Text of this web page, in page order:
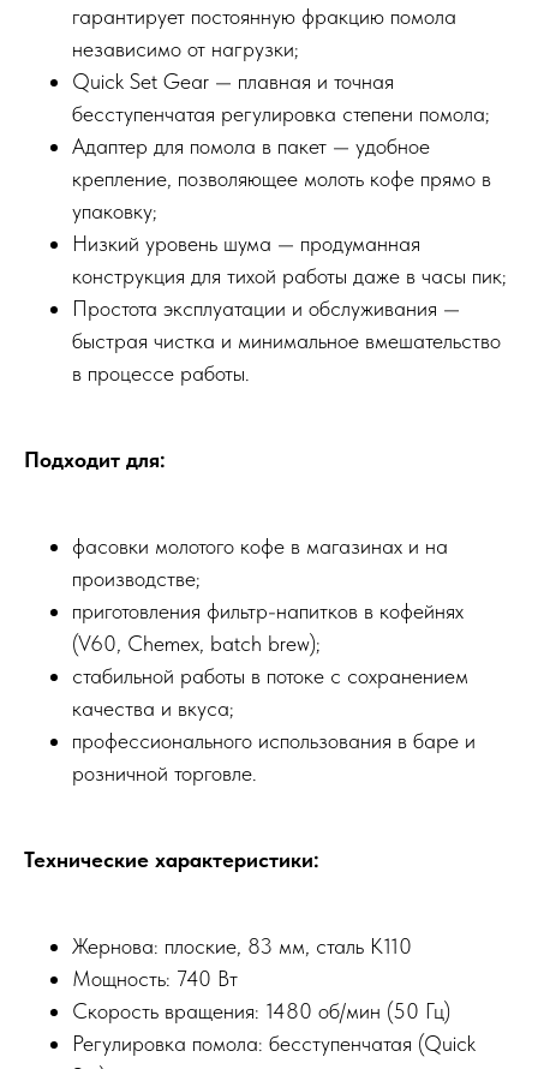
гарантирует постоянную фракцию помола
независимо от нагрузки;
Quick Set Gear — плавная и точная
бесступенчатая регулировка степени помола;
Адаптер для помола в пакет — удобное
крепление, позволяющее молоть кофе прямо в
упаковку;
Низкий уровень шума — продуманная
конструкция для тихой работы даже в часы пик;
Простота эксплуатации и обслуживания —
быстрая чистка и минимальное вмешательство
в процессе работы.
Подходит для:
фасовки молотого кофе в магазинах и на
производстве;
приготовления фильтр-напитков в кофейнях
(V60, Chemex, batch brew);
стабильной работы в потоке с сохранением
качества и вкуса;
профессионального использования в баре и
розничной торговле.
Технические характеристики:
Жернова: плоские, 83 мм, сталь K110
Мощность: 740 Вт
Скорость вращения: 1480 об/мин (50 Гц)
Регулировка помола: бесступенчатая (Quick